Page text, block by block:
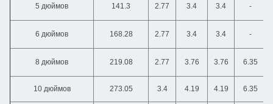
5 дюймов 141.3 2.77 3.4 3.4 -
6 дюймов 168.28 2.77 3.4 3.4 -
8 дюймов 219.08 2.77 3.76 3.76 6.35
10 дюймов 273.05 3.4 4.19 4.19 6.35